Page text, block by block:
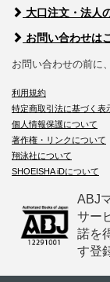
大口注文・法人
お問い合わせは
お問い合わせの前に、
利用規約
特定商取引法に基づく表
個人情報保護について
著作権・リンクについて
翔泳社について
SHOEISHA iDについて
ABJ
サー
諾を
す登